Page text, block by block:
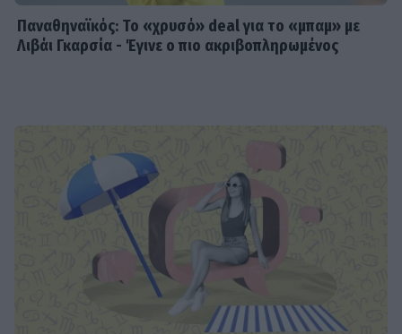
Παναθηναϊκός: Το «χρυσό» deal για το «μπαμ» με
Λιβάι Γκαρσία - Έγινε ο πιο ακριβοπληρωμένος